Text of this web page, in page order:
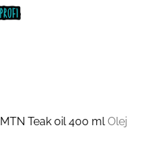
MTN Teak oil 400 ml Olej